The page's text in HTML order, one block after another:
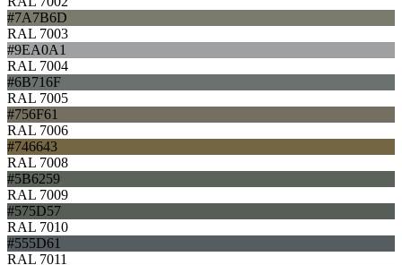
#7A7B6D
RAL 7003
#9EA0A1
RAL 7004
#6B716F
RAL 7005
#756F61
RAL 7006
#746643
RAL 7008
#5B6259
RAL 7009
#575D57
RAL 7010
#555D61
RAL 7011